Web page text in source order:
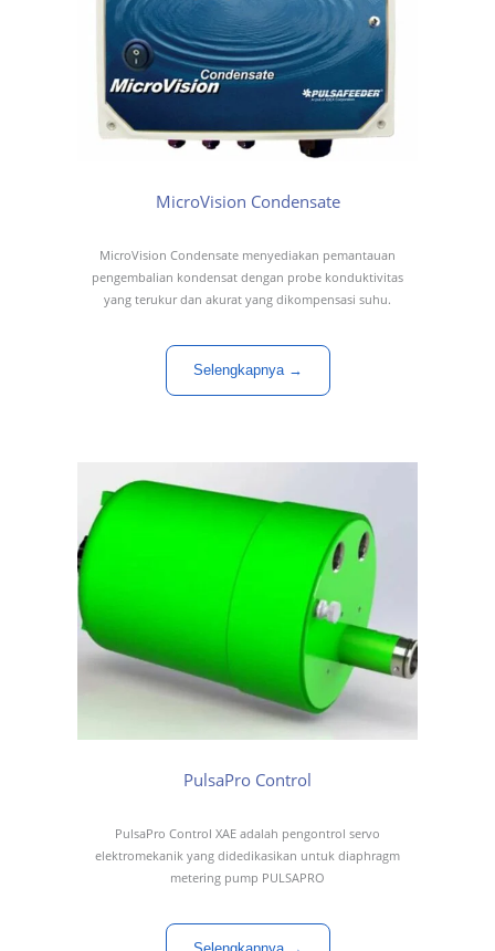
MicroVision Condensate
MicroVision Condensate menyediakan pemantauan
pengembalian kondensat dengan probe konduktivitas
yang terukur dan akurat yang dikompensasi suhu.
Selengkapnya →
PulsaPro Control
PulsaPro Control XAE adalah pengontrol servo
elektromekanik yang didedikasikan untuk diaphragm
metering pump PULSAPRO